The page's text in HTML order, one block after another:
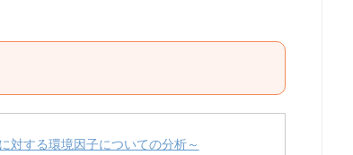
対する環境因子についての分析～